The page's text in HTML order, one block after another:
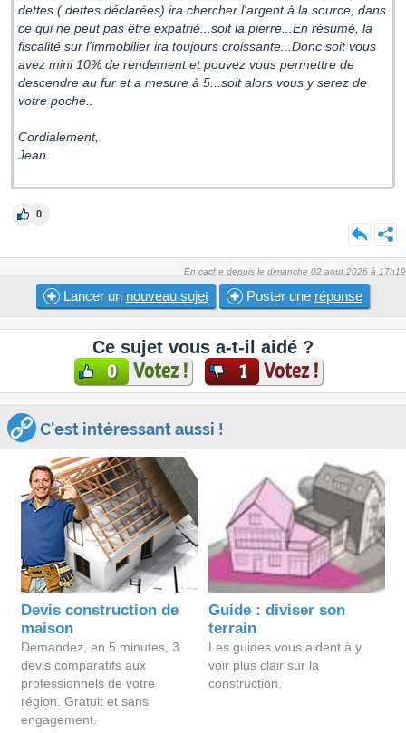
dettes ( dettes déclarées) ira chercher l'argent à la source, dans
ce qui ne peut pas être expatrié...soit la pierre...En résumé, la
fiscalité sur l'immobilier ira toujours croissante...Donc soit vous
avez mini 10% de rendement et pouvez vous permettre de
descendre au fur et a mesure à 5...soit alors vous y serez de
votre poche..
Cordialement,
Jean
0
En cache depuis le dimanche 02 aout 2026 à 17h19
Lancer un nouveau sujet Poster une réponse
Ce sujet vous a-t-il aidé ?
0 Votez ! 1 Votez !
C'est intéressant aussi !
Devis construction de
maison
Demandez, en 5 minutes, 3
devis comparatifs aux
professionnels de votre
région. Gratuit et sans
engagement.
Guide : diviser son
terrain
Les guides vous aident à y
voir plus clair sur la
construction.